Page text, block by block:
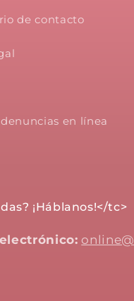
de contacto
en línea
¡Háblanos!</tc>